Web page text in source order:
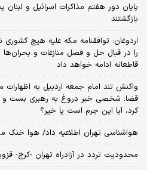
پایان دور هفتم مذاکرات اسرائیل و
بازگشتند
اردوغان: توافقنامه مکه علیه هیچ
را در قبال حل و فصل منازعات و
قاطعانه ادامه خواهد داد
واکنش تند امام جمعه اردبیل به
قضا: شخصی خبر دروغ به رهبری بست و
کرد، آیا این جرم است یا خیر؟
هواشناسی تهران اطلاعیه داد/ هوا خنک
محدودیت تردد در آزادراه تهران -کرج- قزوین تا ۲۰ شهریور +